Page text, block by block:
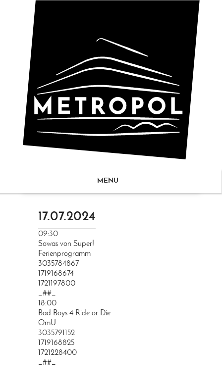
MENU
17.07.2024
09:30
Sowas von Super!
Ferienprogramm
3035784867
1719168674
1721197800
_##_
18:00
Bad Boys 4 Ride or Die
OmU
3035791152
1719168825
1721228400
_##_